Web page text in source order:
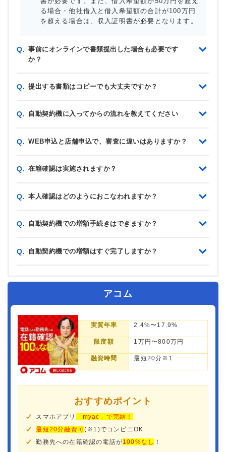
る場合・他社借入と借入希望額の合計が100万円
を超える場合は、収入証明書が必要となります。
Q. 事前にオンラインで書類提出した場合も必要です
か？
Q. 提出する書類はコピーでも大丈夫ですか？
Q. 自動契約機に入ってからの流れを教えてください
Q. WEB申込と店舗申込で、審査に違いはありますか？
Q. 在籍確認は実施されますか？
Q. 本人確認はどのようにおこなわれますか？
Q. 自動契約機での増額手続きはできますか？
Q. 自動契約機での増額はすぐ完了しますか？
アコム
実質年率 2.4%〜17.9%
限度額 1万円〜800万円
融資時間 最短20分※1
おすすめポイント
スマホアプリ
「myac」で完結！
最短20分融資可(※1)でコンビニOK
勤務先への在籍確認の電話が100%なし ！